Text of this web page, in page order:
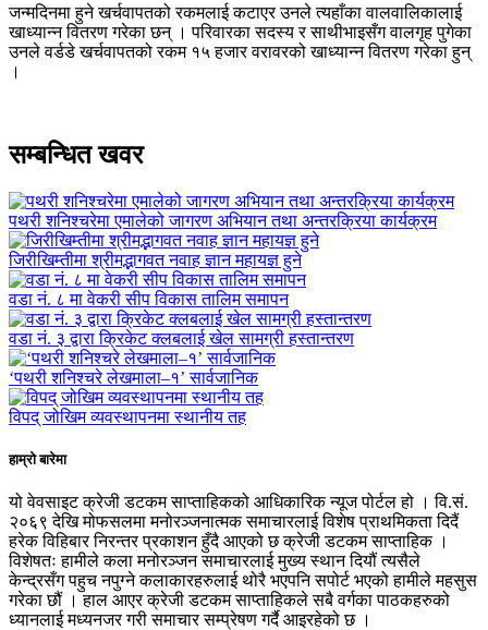
जन्मदिनमा हुने खर्चवापतको रकमलाई कटाएर उनले त्यहाँका वालवालिकालाई
खाध्यान्न वितरण गरेका छन् । परिवारका सदस्य र साथीभाइसँग वालगृह पुगेका
उनले वर्डडे खर्चवापतको रकम १५ हजार वरावरको खाध्यान्न वितरण गरेका हुन्
।
सम्बन्धित खवर
पथरी शनिश्चरेमा एमालेको जागरण अभियान तथा अन्तरक्रिया कार्यक्रम
जिरीखिम्तीमा श्रीमद्भागवत नवाह ज्ञान महायज्ञ हुने
वडा नं. ८ मा वेकरी सीप विकास तालिम समापन
वडा नं. ३ द्वारा क्रिकेट क्लबलाई खेल सामग्री हस्तान्तरण
‘पथरी शनिश्चरे लेखमाला–१’ सार्वजानिक
विपद् जोखिम व्यवस्थापनमा स्थानीय तह
हाम्रो बारेमा
यो वेवसाइट क्रेजी डटकम साप्ताहिकको आधिकारिक न्यूज पोर्टल हो । वि.सं.
२०६९ देखि मोफसलमा मनोरञ्जनात्मक समाचारलाई विशेष प्राथमिकता दिदैं
हरेक विहिबार निरन्तर प्रकाशन हुँदै आएको छ क्रेजी डटकम साप्ताहिक ।
विशेषतः हामीले कला मनोरञ्जन समाचारलाई मुख्य स्थान दियौं त्यसैले
केन्द्रसँग पहुच नपुग्ने कलाकारहरुलाई थोरै भएपनि सपोर्ट भएको हामीले महसुस
गरेका छौं । हाल आएर क्रेजी डटकम साप्ताहिकले सबै वर्गका पाठकहरुको
ध्यानलाई मध्यनजर गरी समाचार सम्प्रेषण गर्दै आइरहेको छ ।